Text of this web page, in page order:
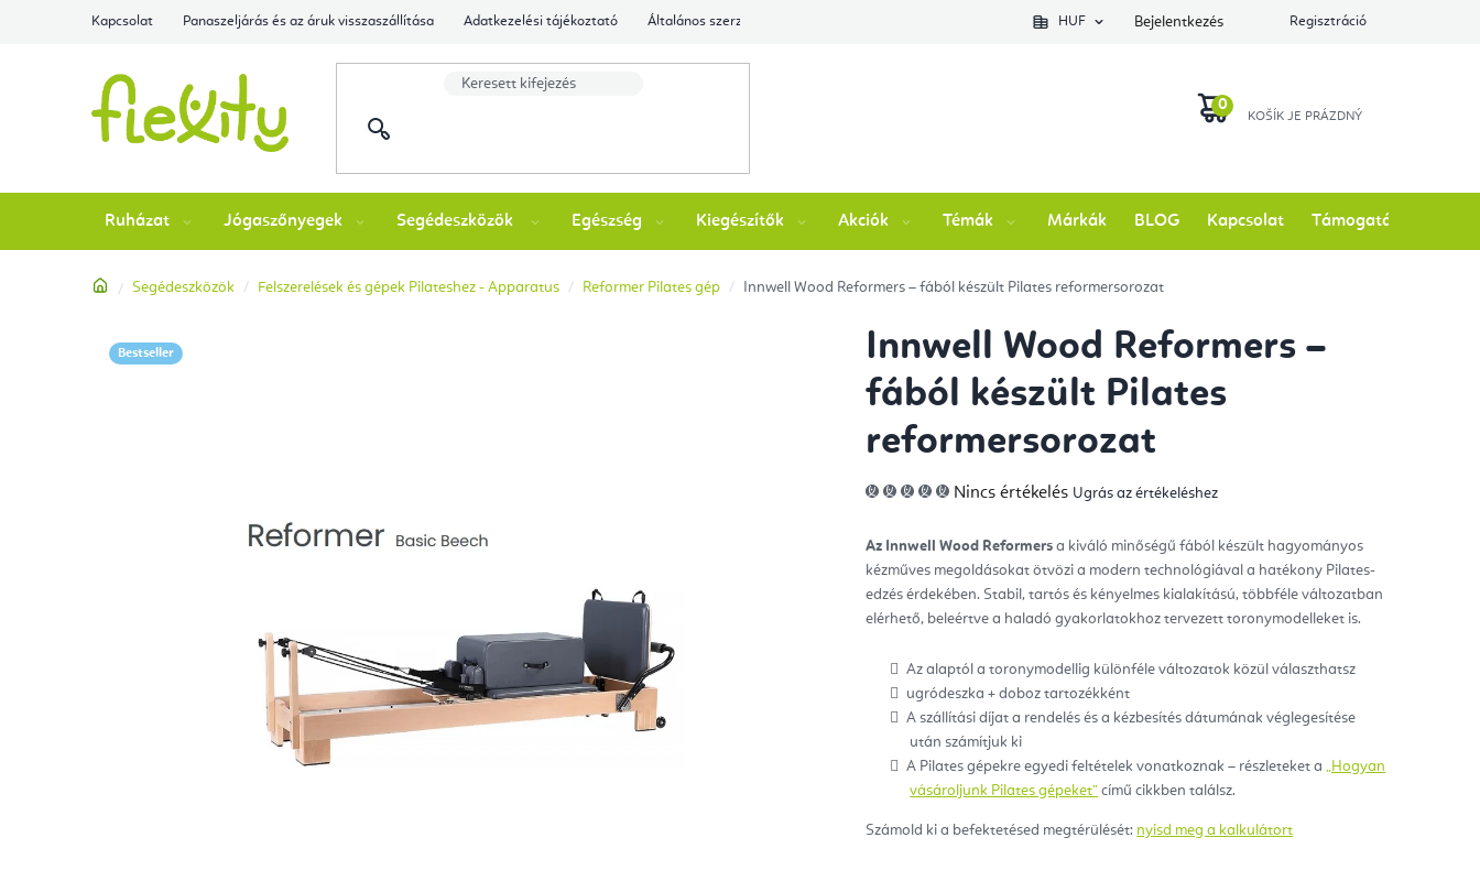
Kapcsolat Panaszeljárás és az áruk visszaszállítása Adatkezelési tájékoztató Általános szerződési feltételek Ellenőrizze a rendelés állapotátHUF Bejelentkezés Regisztráció
Ruházat Jógaszőnyegek Segédeszközök Egészség Kiegészítők Akciók Témák Márkák BLOG Kapcsolat Támogatás
Kezdőlap
Segédeszközök Felszerelések és gépek Pilateshez - Apparatus Reformer Pilates gép Innwell Wood Reformers – fából készült Pilates reformersorozat
Innwell Wood Reformers –
fából készült Pilates
reformersorozat
A
termék
ből
0,0
csillag.
Nincs értékelés Ugrás az értékeléshez
Az Innwell Wood Reformers a kiváló minőségű fából készült hagyományos
kézműves megoldásokat ötvözi a modern technológiával a hatékony Pilates-
edzés érdekében. Stabil, tartós és kényelmes kialakítású, többféle változatban
elérhető, beleértve a haladó gyakorlatokhoz tervezett toronymodelleket is.
Az alaptól a toronymodellig különféle változatok közül választhatsz
ugródeszka + doboz tartozékként
A szállítási díjat a rendelés és a kézbesítés dátumának véglegesítése
után számítjuk ki
A Pilates gépekre egyedi feltételek vonatkoznak – részleteket a„Hogyan
vásároljunk Pilates gépeket” című cikkben találsz.
Számold ki a befektetésed megtérülését: nyisd meg a kalkulátort
Bestseller